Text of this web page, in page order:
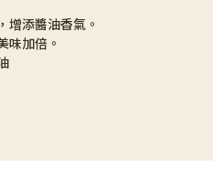
增添醬油香氣。
味加倍。